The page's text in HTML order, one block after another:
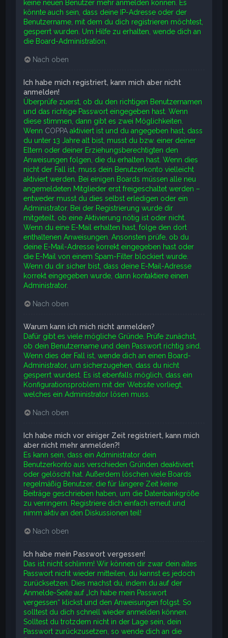
keine neuen Benutzer mehr anmelden können. Es
könnte auch sein, dass deine IP-Adresse oder der
Benutzername, mit dem du dich registrieren möchtest,
gesperrt wurden. Um Hilfe zu erhalten, wende dich an
die Board-Administration.
Nach oben
Ich habe mich registriert, kann mich aber nicht
anmelden!
Überprüfe zuerst, ob du den richtigen Benutzernamen
und das richtige Passwort eingegeben hast. Wenn
diese stimmen, dann gibt es zwei Möglichkeiten.
Wenn COPPA aktiviert ist und du angegeben hast, dass
du unter 13 Jahre alt bist, musst du bzw. einer deiner
Eltern oder deiner Erziehungsberechtigten den
Anweisungen folgen, die du erhalten hast. Wenn dies
nicht der Fall ist, muss dein Benutzerkonto vielleicht
aktiviert werden. Bei einigen Boards müssen alle neu
angemeldeten Mitglieder erst freigeschaltet werden –
entweder musst du dies selbst erledigen oder ein
Administrator. Bei der Registrierung wurde dir
mitgeteilt, ob eine Aktivierung nötig ist oder nicht.
Wenn du eine E-Mail erhalten hast, folge den dort
enthaltenen Anweisungen. Ansonsten prüfe, ob du
deine E-Mail-Adresse korrekt eingegeben hast oder
die E-Mail von einem Spam-Filter blockiert wurde.
Wenn du dir sicher bist, dass deine E-Mail-Adresse
korrekt eingegeben wurde, dann kontaktiere einen
Administrator.
Nach oben
Warum kann ich mich nicht anmelden?
Dafür gibt es viele mögliche Gründe. Prüfe zunächst,
ob dein Benutzername und dein Passwort richtig sind.
Wenn dies der Fall ist, wende dich an einen Board-
Administrator, um sicherzugehen, dass du nicht
gesperrt wurdest. Es ist ebenfalls möglich, dass ein
Konfigurationsproblem mit der Website vorliegt,
welches ein Administrator lösen muss.
Nach oben
Ich habe mich vor einiger Zeit registriert, kann mich
aber nicht mehr anmelden?!
Es kann sein, dass ein Administrator dein
Benutzerkonto aus verschieden Gründen deaktiviert
oder gelöscht hat. Außerdem löschen viele Boards
regelmäßig Benutzer, die für längere Zeit keine
Beiträge geschrieben haben, um die Datenbankgröße
zu verringern. Registriere dich einfach erneut und
nimm aktiv an den Diskussionen teil!
Nach oben
Ich habe mein Passwort vergessen!
Das ist nicht schlimm! Wir können dir zwar dein altes
Passwort nicht wieder mitteilen, du kannst es jedoch
zurücksetzen. Dies machst du, indem du auf der
Anmelde-Seite auf „Ich habe mein Passwort
vergessen“ klickst und den Anweisungen folgst. So
solltest du dich schnell wieder anmelden können.
Solltest du trotzdem nicht in der Lage sein, dein
Passwort zurückzusetzen, so wende dich an die